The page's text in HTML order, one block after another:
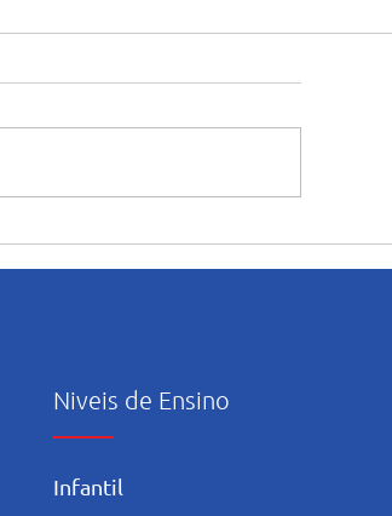
Niveis de Ensino
Infantil